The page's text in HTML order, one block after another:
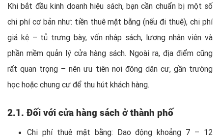
Khi bắt đầu kinh doanh hiệu sách, bạn cần chuẩn bị một số
chi phí cơ bản như: tiền thuê mặt bằng (nếu đi thuê), chi phí
giá kệ – tủ trưng bày, vốn nhập sách, lương nhân viên và
phần mềm quản lý cửa hàng sách. Ngoài ra, địa điểm cũng
rất quan trọng – nên ưu tiên nơi đông dân cư, gần trường
học hoặc chung cư để thu hút khách hàng.
2.1. Đối với cửa hàng sách ở thành phố
Chi phí thuê mặt bằng: Dao động khoảng 7 – 12